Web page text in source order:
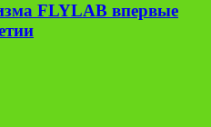
FLYLAB впервые